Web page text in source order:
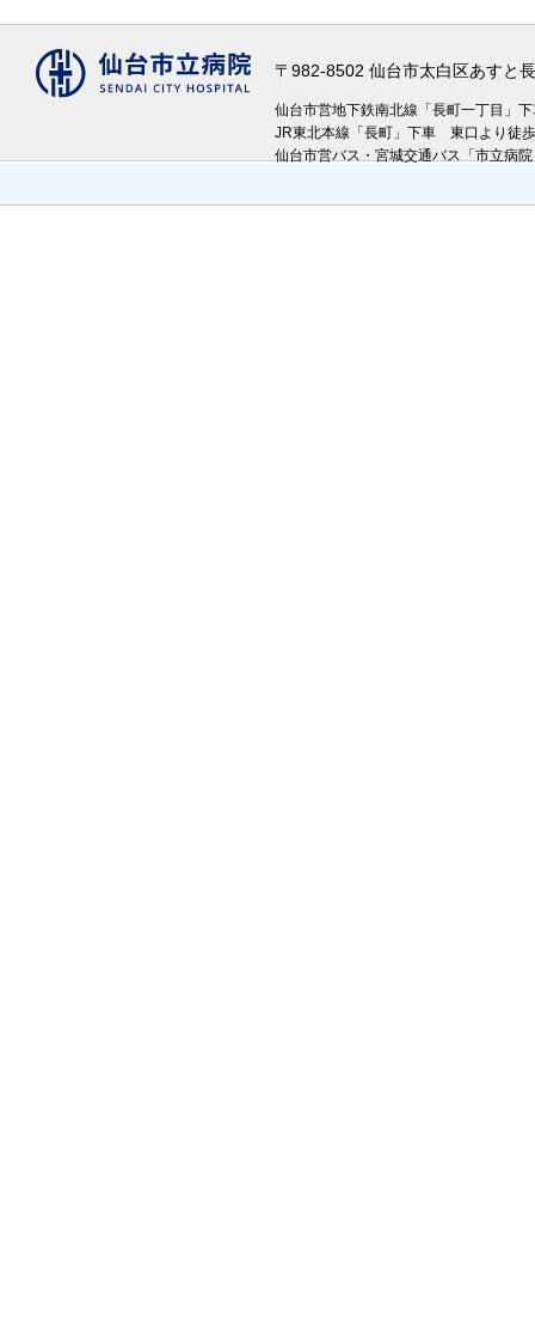
〒982-8502 仙台市太白区あす
仙台市営地下鉄南北線「長町一丁目
JR東北本線「長町」下車 東口より徒
仙台市営バス・宮城交通バス「市立病